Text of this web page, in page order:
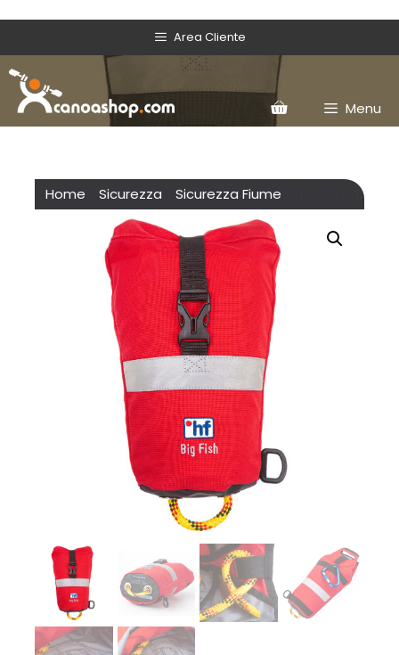
Area Cliente
Menu
Home Sicurezza Sicurezza Fiume